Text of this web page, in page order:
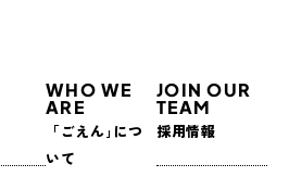
WHO WE
ARE
「ごえん｣につ
いて
JOIN OUR
TEAM
採用情報